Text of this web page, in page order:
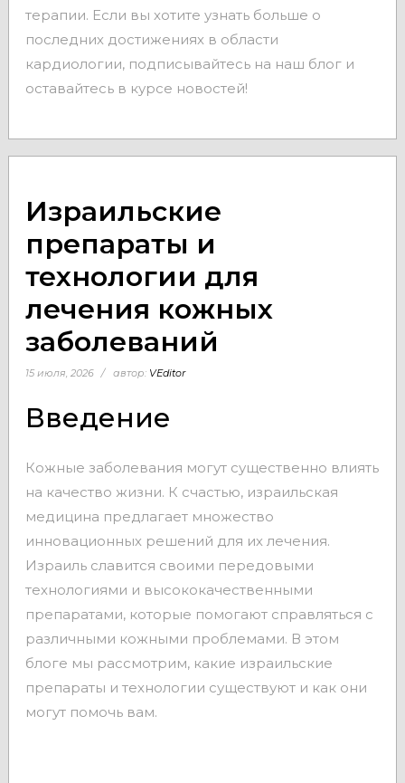
терапии. Если вы хотите узнать больше о
последних достижениях в области
кардиологии, подписывайтесь на наш блог и
оставайтесь в курсе новостей!
Израильские
препараты и
технологии для
лечения кожных
заболеваний
15 июля, 2026 автор: VEditor
Введение
Кожные заболевания могут существенно влиять
на качество жизни. К счастью, израильская
медицина предлагает множество
инновационных решений для их лечения.
Израиль славится своими передовыми
технологиями и высококачественными
препаратами, которые помогают справляться с
различными кожными проблемами. В этом
блоге мы рассмотрим, какие израильские
препараты и технологии существуют и как они
могут помочь вам.